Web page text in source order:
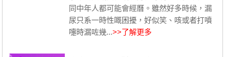
同中年人都可能會經曆。雖然好多時候，漏
尿只系一時性嘅困擾，好似笑、咳或者打噴
嚏時漏咗幾...>>了解更多